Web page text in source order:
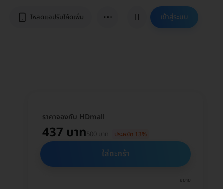
โหลดแอปรับโค้ดเพิ่ม ⋯ เข้าสู่ระบบ
ราคาจองกับ HDmall
437 บาท500 บาท ประหยัด 13%
ใส่ตะกร้า
ขยาย